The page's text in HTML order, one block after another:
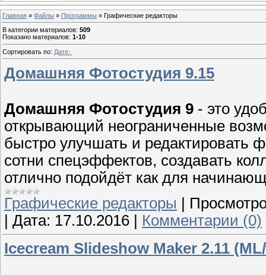
Главная » Файлы » Программы » Графические редакторы
В категории материалов: 509
Показано материалов: 1-10
Сортировать по: Дате
Домашняя Фотостудия 9.15
Домашняя Фотостудия 9 - это
открывающий неограниченные
быстро улучшать и редактировать
сотни спецэффектов, создавать
отлично подойдёт как для
Графические редакторы |
| Дата: 17.10.2016 | Комментарии (0)
Icecream Slideshow Maker 2.11